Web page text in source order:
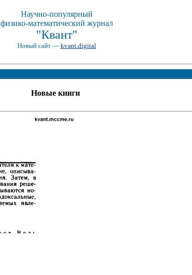
Научно-популярный
физико-математический журнал
"Квант"
Новый сайт — kvant.digital
Новые книги